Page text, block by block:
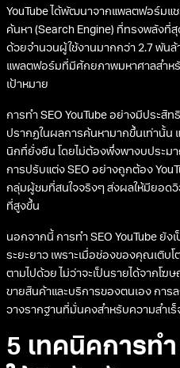
YouTube ได้พัฒนาจากแพลตฟอร์มแ
ค้นหา (Search Engine) ที่ทรงพลังที่
ด้วยจำนวนผู้ใช้งานมากกว่า 2.7 พันล้
แพลตฟอร์มที่มีศักยภาพมหาศาลสำหรั
เป้าหมาย
การทำ SEO YouTube อย่างมีประสิ
ปรากฏในผลการค้นหามากขึ้นเท่านั้น
นิกที่ยั่งยืน โดยไม่ต้องพึ่งพางบประม
การปรับแต่ง SEO อย่างถูกต้อง
กลุ่มผู้ชมที่สนใจจริงๆ ส่งผลให้มียอ
ที่สูงขึ้น
นอกจากนี้ การทำ SEO YouTube ยั
ระยะยาว เพราะเมื่อช่องของคุณเติบโ
ตามไปด้วย ไม่ว่าจะเป็นรายได้จากโ
ขายสินค้าและบริการของตนเอง การ
วางรากฐานที่มั่นคงสำหรับความสำเร็
5 เทคนิคการทำ